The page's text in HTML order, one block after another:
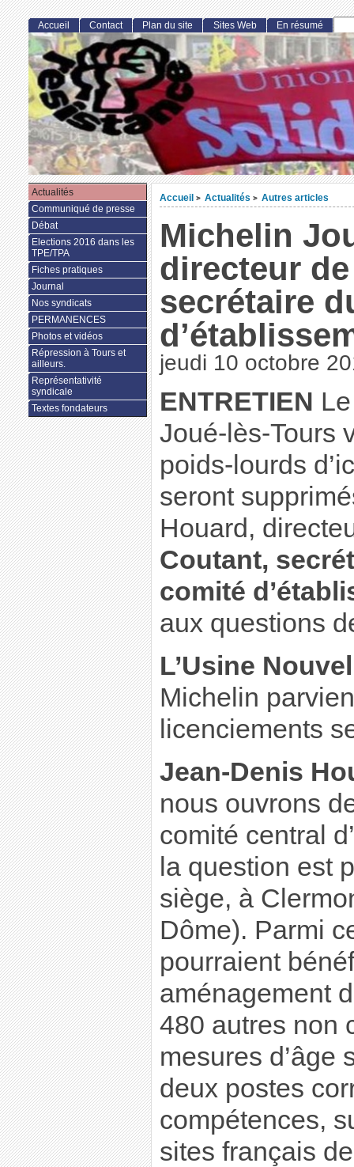
Accueil > Actualités > Autres articles
Michelin
directeur
secrétaire
jeudi 10 octobre
ENTRETIEN
Joué-lès-Tours
poids-lourds
seront
Houard,
Coutant,
comité
aux questions
L’Usine
Michelin
licenciements
Jean-Denis
nous ouvrons
comité central
la question est
siège, à
Dôme). Parmi
pourraient
aménagement
480 autres non
mesures d’âge
deux postes
compétences,
sites français
Accueil Contact Plan du site Sites Web En résumé
Actualités
Communiqué de presse
Débat
Elections 2016 dans les
TPE/TPA
Fiches pratiques
Journal
Nos syndicats
PERMANENCES
Photos et vidéos
Répression à Tours et
ailleurs.
Représentativité
syndicale
Textes fondateurs